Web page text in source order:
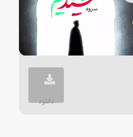
Play
Video
دانلود